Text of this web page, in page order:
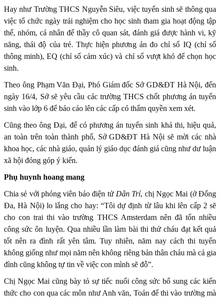
Hay như Trường THCS Nguyễn Siêu, việc tuyển sinh sẽ thông qua
việc tổ chức ngày trải nghiệm cho học sinh tham gia hoạt động tập
thể, nhóm, cá nhân để thầy cô quan sát, đánh giá được hành vi, kỹ
năng, thái độ của trẻ. Thực hiện phương án đo chỉ số IQ (chỉ số
thông minh), EQ (chỉ số cảm xúc) và chỉ số vượt khó để chọn học
sinh.
Theo ông Phạm Văn Đại, Phó Giám đốc Sở GD&ĐT Hà Nội, đến
ngày 16/4, Sở sẽ yêu cầu các trường THCS chốt phương án tuyển
sinh vào lớp 6 để báo cáo lên các cấp có thẩm quyền xem xét.
Cũng theo ông Đại, để có phương án tuyển sinh khả thi, hiệu quả,
an toàn trên toàn thành phố, Sở GD&ĐT Hà Nội sẽ mời các nhà
khoa học, các nhà giáo, quản lý giáo dục đánh giá cũng như dư luận
xã hội đóng góp ý kiến.
Phụ huynh hoang mang
Chia sẻ với phóng viên báo điện tử Dân Trí, chị Ngọc Mai (ở Đống
Đa, Hà Nội) lo lắng cho hay: “Tôi dự định từ lâu khi lên cấp 2 sẽ
cho con trai thi vào trường THCS Amsterdam nên đã tốn nhiều
công sức ôn luyện. Qua nhiều lần làm bài thi thử cháu đạt kết quả
tốt nên ra đình rất yên tâm. Tuy nhiên, năm nay cách thi tuyển
không giống như mọi năm nên không riêng bản thân cháu mà cả gia
đình cũng không tự tin về việc con mình sẽ đỗ”.
Chị Ngọc Mai cũng bày tỏ sự tiếc nuối công sức bổ sung các kiến
thức cho con qua các môn như Anh văn, Toán để thi vào trường mà